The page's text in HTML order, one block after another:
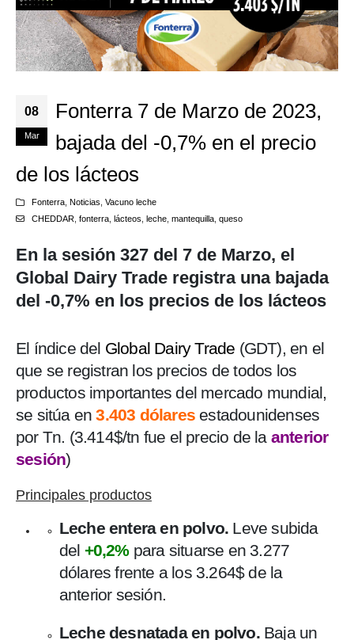
08
Mar
Fonterra 7 de Marzo de 2023,
bajada del -0,7% en el precio
de los lácteos
Fonterra, Noticias Vacuno leche
CHEDDAR, fonterra, lácteos leche, mantequilla, queso
En la sesión 327 del 7 de Marzo, el
Global Dairy Trade registra una bajada
del -0,7% en los precios de los lácteos
El índice del Global Dairy Trade (GDT), en el
que se registran los precios de todos los
productos importantes del mercado mundial,
se sitúa en3.403 dólares estadounidenses
por Tn. (3.414$/tn fue el precio de la anterior
sesión)
Principales productos
Leche entera en polvo. Leve subida
del +0,2% para situarse en 3.277
dólares frente a los 3.264$ de la
anterior sesión.
Leche desnatada en polvo.Baja un